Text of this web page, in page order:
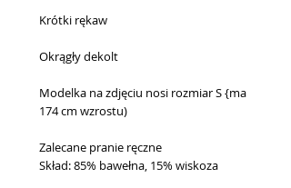
Krótki rękaw
Okrągły dekolt
Modelka na zdjęciu nosi rozmiar S {ma
174 cm wzrostu)
Zalecane pranie ręczne
Skład: 85% bawełna, 15% wiskoza